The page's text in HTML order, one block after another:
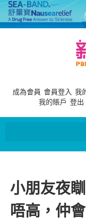
成為會員 會員登入 我
我的賬戶 登出
小朋友夜
唔高，仲